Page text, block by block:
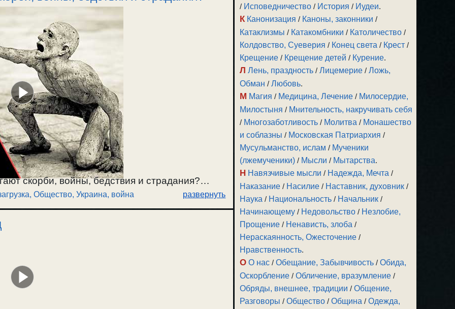
скорби, войны, бедствия и страдания?
не ведут борьбы со своими страстями, и
уничтожение людей, всего населения? Почему
массовыми убийцами, садистами и
страсти, находящиеся в душах у людей,
, Общество, Украина, война развернуть
/ Исповедничество / История / Иудеи.
К Канонизация / Каноны, законники /
Катаклизмы / Катакомбники / Католичество /
Колдовство, Суеверия / Конец света / Крест /
Крещение / Крещение детей / Курение.
Л Лень, праздность /Лицемерие /Ложь,
Обман /Любовь.
М Магия / Медицина, Лечение / Милосердие,
Милостыня / Мнительность, накручивать себя
/ Многозаботливость / Молитва / Монашество
и соблазны / Московская Патриархия /
Мусульманство, ислам / Мученики
(лжемученики) / Мысли / Мытарства.
Н Навязчивые мысли / Надежда, Мечта /
Наказание / Насилие / Наставник, духовник /
Наука / Национальность / Начальник /
Начинающему / Недовольство / Незлобие,
Прощение / Ненависть, злоба /
Нераскаянность, Ожесточение /
Нравственность.
О О нас /Обещание, Забывчивость /Обида,
Оскорбление /Обличение, вразумление /
Обряды, внешнее, традиции /Общение,
Разговоры /Общество /Община /Одежда,